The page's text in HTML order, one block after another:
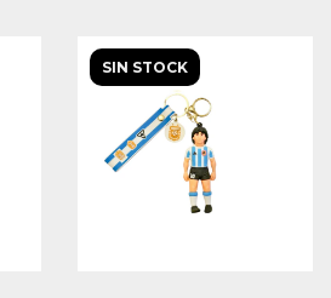
SIN STOCK